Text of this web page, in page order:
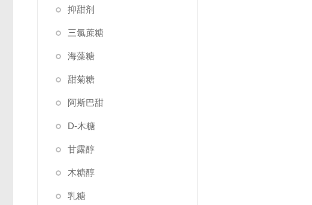
抑甜剂
三氯蔗糖
海藻糖
甜菊糖
阿斯巴甜
D-木糖
甘露醇
木糖醇
乳糖